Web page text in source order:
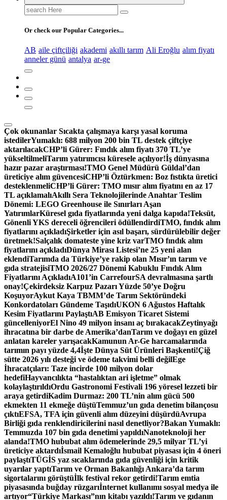
Search
for:
Or check our Popular Categories...
AB aile çiftçiliği akademi akıllı tarım Ali Eroğlu alım fiyatı
anneler günü antalya ar-ge
Çok okunanlar Sıcakta çalışmaya karşı yasal koruma
istedilerYumaklı: 688 milyon 200 bin TL destek çiftçiye
aktarılacakCHP’li Gürer: Fındık alım fiyatı 370 TL’ye
yükseltilmeliTarım yatırımcısı küresele açılıyor!İş dünyasına
hazır pazar araştırması!TMO Genel Müdürü Güldal’dan
üreticiye alım güvencesiCHP’li Öztürkmen: Boz fıstıkta üretici
desteklenmeliCHP’li Gürer: TMO mısır alım fiyatını en az 17
TL açıklamalıAkıllı Sera Teknolojilerinde Anahtar Teslim
Dönemi: LEGO Greenhouse ile Sınırları Aşan
YatırımlarKüresel gıda fiyatlarında yeni dalga kapıda!Teksüt,
Gönenli YKS dereceli öğrencileri ödüllendirdiTMO, fındık alım
fiyatlarını açıkladıŞirketler için asıl başarı, sürdürülebilir değer
üretmek!Salçalık domateste yine kriz varTMO fındık alım
fiyatlarını açıkladıDünya Mirası Listesi’ne 25 yeni alan
eklendiTarımda da Türkiye’ye rakip olan Mısır’ın tarım ve
gıda stratejisiTMO 2026/27 Dönemi Kabuklu Fındık Alım
Fiyatlarını AçıkladıA101’in CarrefourSA devralmasına şartlı
onay!Çekirdeksiz Karpuz Pazarı Yüzde 50’ye Doğru
KoşuyorAykut Kaya TBMM’de Tarım Sektöründeki
Konkordatoları Gündeme TaşıdıUKON 6 Ağustos Haftalık
Kesim Fiyatlarını PaylaştıAB Emisyon Ticaret Sistemi
güncelleniyorEl Nino 49 milyon insanı aç bırakacakZeytinyağı
ihracatına bir darbe de Amerika’danTarım ve doğayı en güzel
anlatan kareler yarışacakKamunun Ar-Ge harcamalarında
tarımın payı yüzde 4,4İşte Dünya Süt Ürünleri Başkenti!Çiğ
sütte 2026 yılı desteği ve ödeme takvimi belli değilEge
İhracatçıları: Taze incirde 100 milyon dolar
hedefiHayvancılıkta “hastalıktan ari işletme” olmak
kolaylaştırıldıOrdu Gastronomi Festivali 196 yöresel lezzeti bir
araya getirdiKadim Durmaz: 200 TL’nin alım gücü 500
ekmekten 11 ekmeğe düştüTemmuz’un gıda denetim bilançosu
çıktıEFSA, TFA için güvenli alım düzeyini düşürdüAvrupa
Birliği gıda renklendiricilerini nasıl denetliyor?Bakan Yumaklı:
Temmuzda 107 bin gıda denetimi yapıldıNanoteknoloji her
alanda!TMO hububat alım ödemelerinde 29,5 milyar TL’yi
üreticiye aktardıİsmail Kemaloğlu hububat piyasası için 4 öneri
paylaştıTÜGİS yaz sıcaklarında gıda güvenliği için kritik
uyarılar yaptıTarım ve Orman Bakanlığı Ankara’da tarım
sigortalarını görüştüİlk festival rekor getirdi!Tarım emtia
piyasasında buğday rüzgarıİnternet kullanımı sosyal medya ile
artıyor“Türkiye Markası”nın kitabı yazıldı!Tarım ve gıdanın